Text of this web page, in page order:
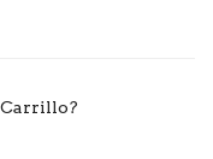
Carrillo?